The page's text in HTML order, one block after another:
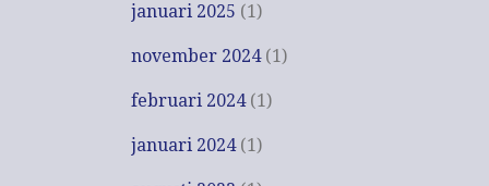
januari 2025 (1)
november 2024(1)
februari 2024(1)
januari 2024(1)